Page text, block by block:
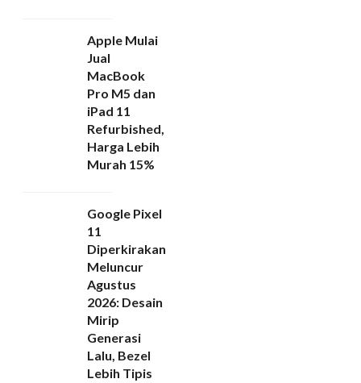
Apple Mulai
Jual
MacBook
Pro M5 dan
iPad 11
Refurbished,
Harga Lebih
Murah 15%
Google Pixel
11
Diperkirakan
Meluncur
Agustus
2026: Desain
Mirip
Generasi
Lalu, Bezel
Lebih Tipis